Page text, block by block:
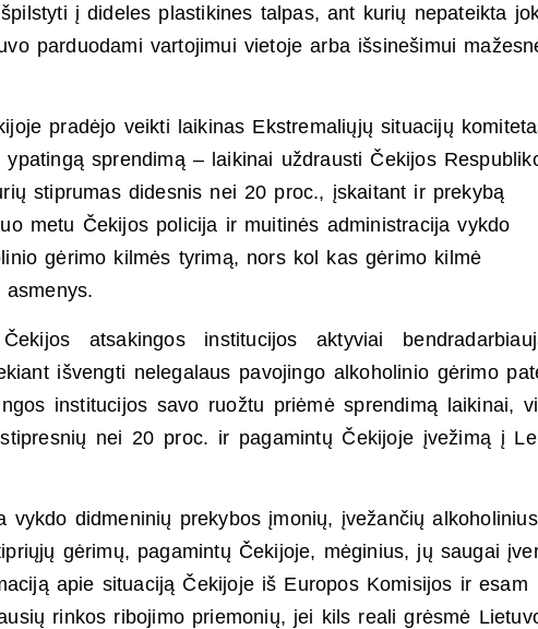
į dideles plastikines talpas, ant kurių nepateikta
parduodami vartojimui vietoje arba išsinešimui
pradėjo veikti laikinas Ekstremaliųjų situacijų
sprendimą – laikinai uždrausti Čekijos
stiprumas didesnis nei 20 proc., įskaitant ir prekybą
metu Čekijos policija ir muitinės administracija vykdo
gėrimo kilmės tyrimą, nors kol kas gėrimo kilmė
atsakingos institucijos aktyviai
išvengti nelegalaus pavojingo alkoholinio gėrimo
institucijos savo ruožtu priėmė sprendimą laikinai,
nei 20 proc. ir pagamintų Čekijoje įvežimą į
vykdo didmeninių prekybos įmonių, įvežančių alkoholinius
gėrimų, pagamintų Čekijoje, mėginius, jų saugai
apie situaciją Čekijoje iš Europos Komisijos ir esam
rinkos ribojimo priemonių, jei kils reali grėsmė